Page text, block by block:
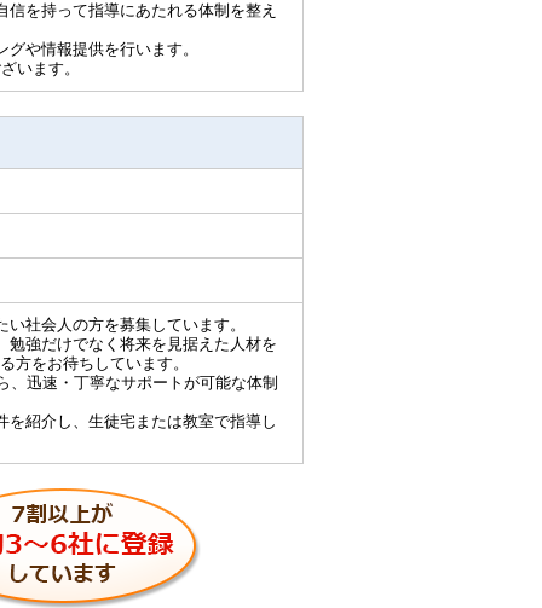
を持って指導にあたれる体制を整え
や情報提供を行います。
います。
社会人の方を募集しています。
強だけでなく将来を見据えた人材を
方をお待ちしています。
迅速・丁寧なサポートが可能な体制
紹介し、生徒宅または教室で指導し